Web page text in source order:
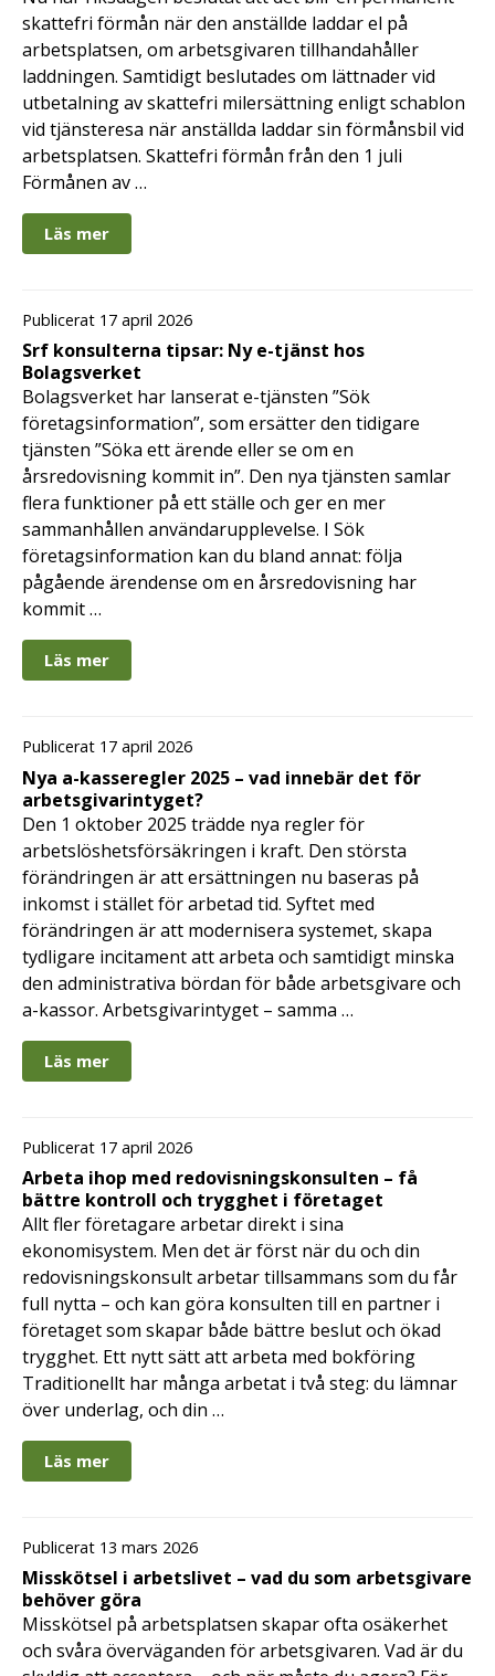
skattefri förmån när den anställde laddar el på
arbetsplatsen, om arbetsgivaren tillhandahåller
laddningen. Samtidigt beslutades om lättnader vid
utbetalning av skattefri milersättning enligt schablon
vid tjänsteresa när anställda laddar sin förmånsbil vid
arbetsplatsen. Skattefri förmån från den 1 juli
Förmånen av …
Läs mer
Publicerat 17 april 2026
Srf konsulterna tipsar: Ny e-tjänst hos
Bolagsverket
Bolagsverket har lanserat e-tjänsten ”Sök
företagsinformation”, som ersätter den tidigare
tjänsten ”Söka ett ärende eller se om en
årsredovisning kommit in”. Den nya tjänsten samlar
flera funktioner på ett ställe och ger en mer
sammanhållen användarupplevelse. I Sök
företagsinformation kan du bland annat: följa
pågående ärendense om en årsredovisning har
kommit …
Läs mer
Publicerat 17 april 2026
Nya a-kasseregler 2025 – vad innebär det för
arbetsgivarintyget?
Den 1 oktober 2025 trädde nya regler för
arbetslöshetsförsäkringen i kraft. Den största
förändringen är att ersättningen nu baseras på
inkomst i stället för arbetad tid. Syftet med
förändringen är att modernisera systemet, skapa
tydligare incitament att arbeta och samtidigt minska
den administrativa bördan för både arbetsgivare och
a-kassor. Arbetsgivarintyget – samma …
Läs mer
Publicerat 17 april 2026
Arbeta ihop med redovisningskonsulten – få
bättre kontroll och trygghet i företaget
Allt fler företagare arbetar direkt i sina
ekonomisystem. Men det är först när du och din
redovisningskonsult arbetar tillsammans som du får
full nytta – och kan göra konsulten till en partner i
företaget som skapar både bättre beslut och ökad
trygghet. Ett nytt sätt att arbeta med bokföring
Traditionellt har många arbetat i två steg: du lämnar
över underlag, och din …
Läs mer
Publicerat 13 mars 2026
Misskötsel i arbetslivet – vad du som arbetsgivare
behöver göra
Misskötsel på arbetsplatsen skapar ofta osäkerhet
och svåra överväganden för arbetsgivaren. Vad är du